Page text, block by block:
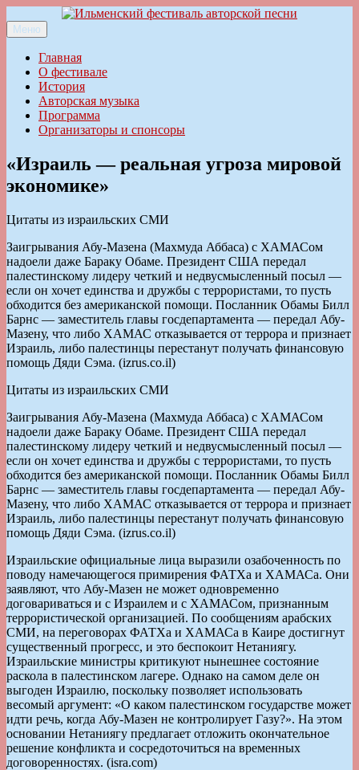
к
содержимому
Ильменский фестиваль авторской песни
Меню
Главная
О фестивале
История
Авторская музыка
Программа
Организаторы и спонсоры
«Израиль — реальная угроза мировой
экономике»
Цитаты из израильских СМИ
Заигрывания Абу-Мазена (Махмуда Аббаса) с ХАМАСом
надоели даже Бараку Обаме. Президент США передал
палестинскому лидеру четкий и недвусмысленный посыл —
если он хочет единства и дружбы с террористами, то пусть
обходится без американской помощи. Посланник Обамы Билл
Барнс — заместитель главы госдепартамента — передал Абу-
Мазену, что либо ХАМАС отказывается от террора и признает
Израиль, либо палестинцы перестанут получать финансовую
помощь Дяди Сэма. (izrus.co.il)
Цитаты из израильских СМИ
Заигрывания Абу-Мазена (Махмуда Аббаса) с ХАМАСом
надоели даже Бараку Обаме. Президент США передал
палестинскому лидеру четкий и недвусмысленный посыл —
если он хочет единства и дружбы с террористами, то пусть
обходится без американской помощи. Посланник Обамы Билл
Барнс — заместитель главы госдепартамента — передал Абу-
Мазену, что либо ХАМАС отказывается от террора и признает
Израиль, либо палестинцы перестанут получать финансовую
помощь Дяди Сэма. (izrus.co.il)
Израильские официальные лица выразили озабоченность по
поводу намечающегося примирения ФАТХа и ХАМАСа. Они
заявляют, что Абу-Мазен не может одновременно
договариваться и с Израилем и с ХАМАСом, признанным
террористической организацией. По сообщениям арабских
СМИ, на переговорах ФАТХа и ХАМАСа в Каире достигнут
существенный прогресс, и это беспокоит Нетаниягу.
Израильские министры критикуют нынешнее состояние
раскола в палестинском лагере. Однако на самом деле он
выгоден Израилю, поскольку позволяет использовать
весомый аргумент: «О каком палестинском государстве может
идти речь, когда Абу-Мазен не контролирует Газу?». На этом
основании Нетаниягу предлагает отложить окончательное
решение конфликта и сосредоточиться на временных
договоренностях. (isra.com)